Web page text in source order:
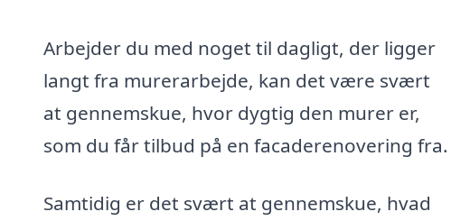
Arbejder du med noget til dagligt, der ligger
langt fra murerarbejde, kan det være svært
at gennemskue, hvor dygtig den murer er,
som du får tilbud på en facaderenovering fra.
Samtidig er det svært at gennemskue, hvad